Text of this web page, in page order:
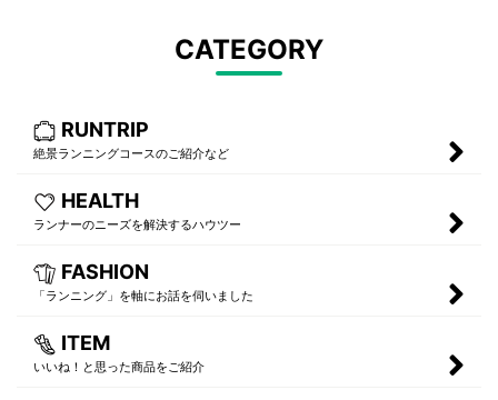
CATEGORY
RUNTRIP
絶景ランニングコースのご紹介など
HEALTH
ランナーのニーズを解決するハウツー
FASHION
「ランニング」を軸にお話を伺いました
ITEM
いいね！と思った商品をご紹介